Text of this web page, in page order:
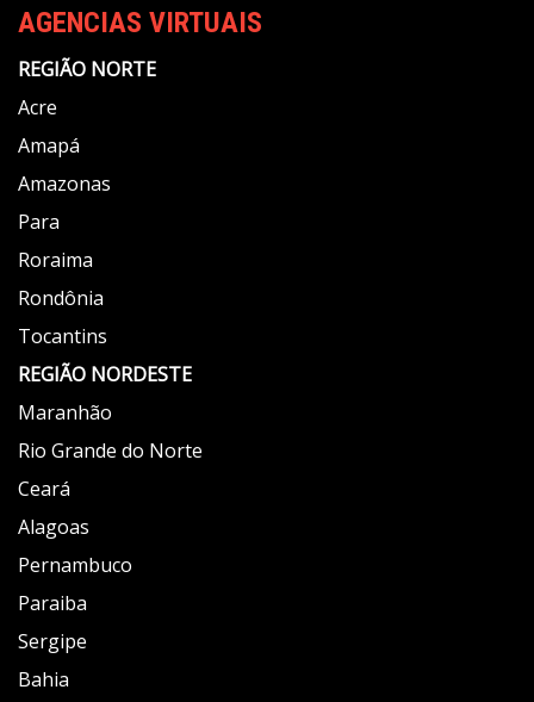
AGENCIAS VIRTUAIS
REGIÃO NORTE
Acre
Amapá
Amazonas
Para
Roraima
Rondônia
Tocantins
REGIÃO NORDESTE
Maranhão
Rio Grande do Norte
Ceará
Alagoas
Pernambuco
Paraiba
Sergipe
Bahia